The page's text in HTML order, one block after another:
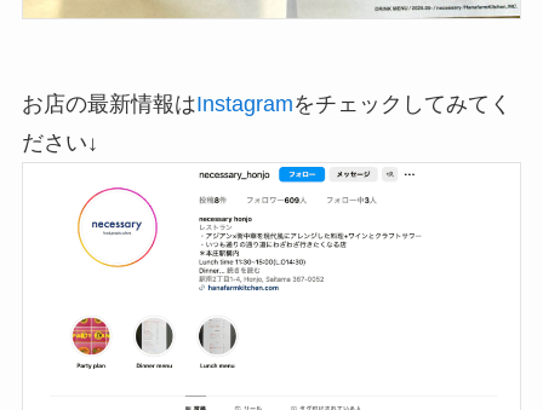
お店の最新情報はInstagramをチェックしてみてく
ださい↓